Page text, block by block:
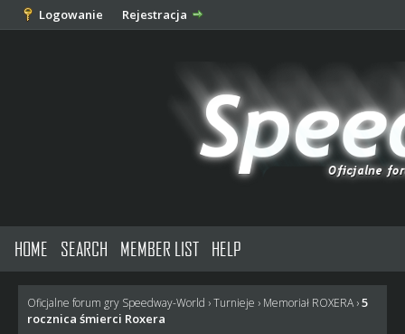
Logowanie Rejestracja
HOME SEARCH MEMBER LIST HELP
Oficjalne forum gry Speedway-World ›Turnieje › Memoriał ROXERA ›5
rocznica śmierci Roxera